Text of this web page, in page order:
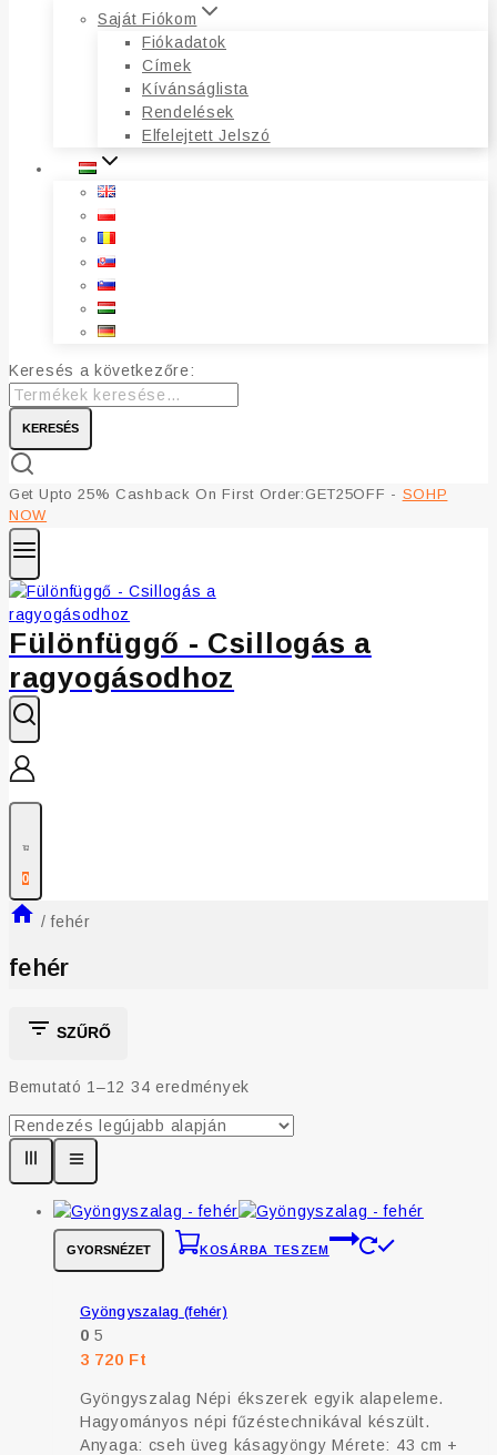
Saját Fiókom
Fiókadatok
Címek
Kívánságlista
Rendelések
Elfelejtett Jelszó
Keresés a következőre:
KERESÉS
Get Upto 25% Cashback On First Order:GET25OFF - SOHP
NOW
Fülönfüggő - Csillogás a
ragyogásodhoz
0
/ fehér
fehér
SZŰRŐ
Bemutató 1–12 34 eredmények
GYORSNÉZET KOSÁRBA TESZEM
Gyöngyszalag (fehér)
0 5
3 720 Ft
Gyöngyszalag Népi ékszerek egyik alapeleme.
Hagyományos népi fűzéstechnikával készült.
Anyaga: cseh üveg kásagyöngy Mérete: 43 cm +